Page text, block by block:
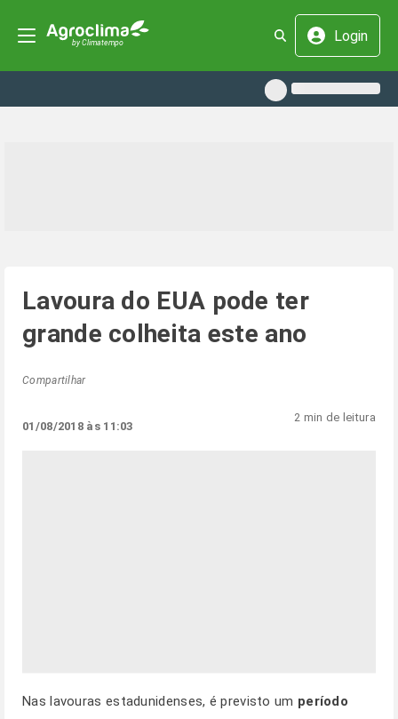
Login
Lavoura do EUA pode ter
grande colheita este ano
Compartilhar
01/08/2018 às 11:03
2 min de leitura
Nas lavouras estadunidenses, é previsto um período